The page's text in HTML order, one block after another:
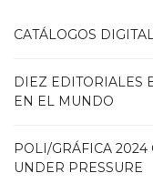
CATÁLOGOS
DIEZ EDITORIALES
EN EL MUNDO
POLI/GRÁFICA 2024
UNDER PRESSURE